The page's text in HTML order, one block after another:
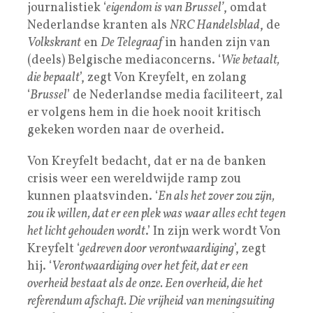
journalistiek ‘eigendom is van Brussel’, omdat
Nederlandse kranten als NRC Handelsblad, de
Volkskrant en De Telegraafin handen zijn van
(deels) Belgische mediaconcerns. ‘Wie betaalt,
die bepaalt’, zegt Von Kreyfelt, en zolang
‘Brussel’ de Nederlandse media faciliteert, zal
er volgens hem in die hoek nooit kritisch
gekeken worden naar de overheid.
Von Kreyfelt bedacht, dat er na de banken
crisis weer een wereldwijde ramp zou
kunnen plaatsvinden. ‘En als het zover zou zijn,
zou ik willen, dat er een plek was waar alles echt ­tegen
het licht gehouden wordt.’ In zijn werk wordt Von
Kreyfelt ‘gedreven door verontwaardiging’, zegt
hij. ‘Verontwaardiging over het feit, dat er een
overheid bestaat als de onze. Een overheid, die het
referendum afschaft. Die vrijheid van meningsuiting